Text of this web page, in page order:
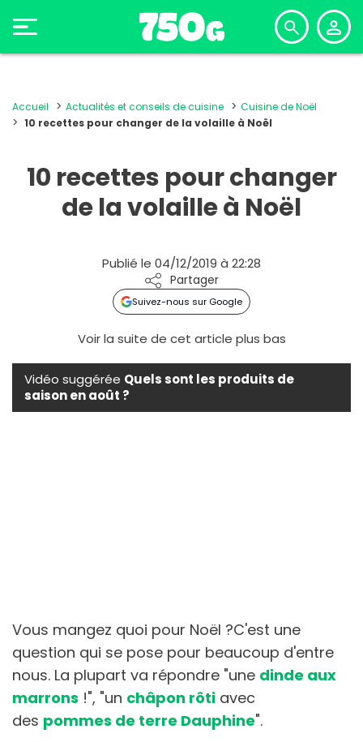
Accueil Actualités et conseils de cuisine
Cuisine de Noël
10 recettes pour changer de la volaille à Noël
10 recettes pour changer
de la volaille à Noël
Publié le 04/12/2019 à 22:28
Partager
Suivez-nous sur Google
Voir la suite de cet article plus bas
Vidéo suggérée Quels sont les produits de
saison en août ?
Vous mangez quoi pour Noël ?C'est une
question qui se pose pour beaucoup d'entre
nous. La plupart va répondre "une dinde aux
marrons !", "un châpon rôti avec
des pommes de terre Dauphine".